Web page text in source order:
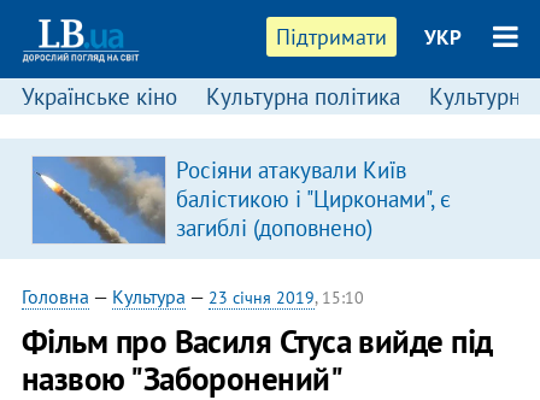
Підтримати УКР
Українське кіно Культурна політика Культурні
Росіяни атакували Київ
балістикою і "Цирконами", є
загиблі (доповнено)
Головна — Культура — 23 січня 2019, 15:10
Фільм про Василя Стуса вийде під
назвою "Заборонений"